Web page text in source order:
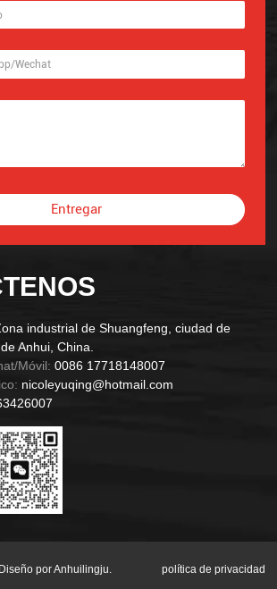
industrial de Shuangfeng, ciudad de
Anhui, China.
Móvil: 0086 17718148007
nicoleyuqing@hotmail.com
Entregar
por Anhuilingju. política de privacidad